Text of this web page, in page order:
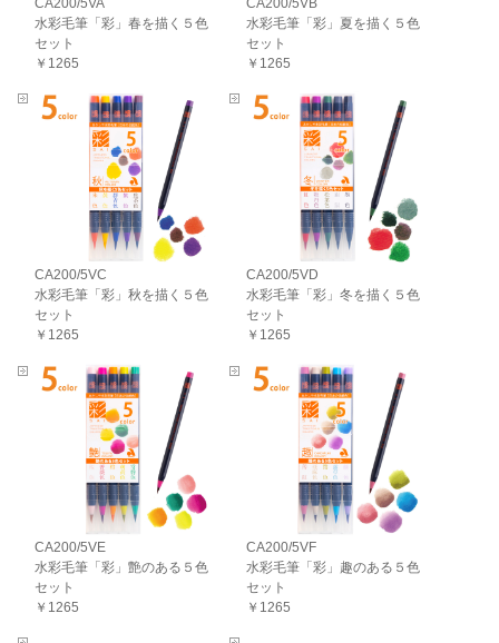
CA200/5VA
水彩毛筆「彩」春を描く５色
セット
￥1265
CA200/5VB
水彩毛筆「彩」夏を描く５色
セット
￥1265
CA200/5VC
水彩毛筆「彩」秋を描く５色
セット
￥1265
CA200/5VD
水彩毛筆「彩」冬を描く５色
セット
￥1265
CA200/5VE
水彩毛筆「彩」艶のある５色
セット
￥1265
CA200/5VF
水彩毛筆「彩」趣のある５色
セット
￥1265